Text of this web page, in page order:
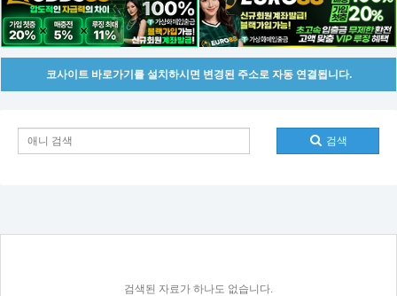
코사이트 바로가기를 설치하시면 변경된 주소로 자동 연결됩니다.
검색
검색된 자료가 하나도 없습니다.